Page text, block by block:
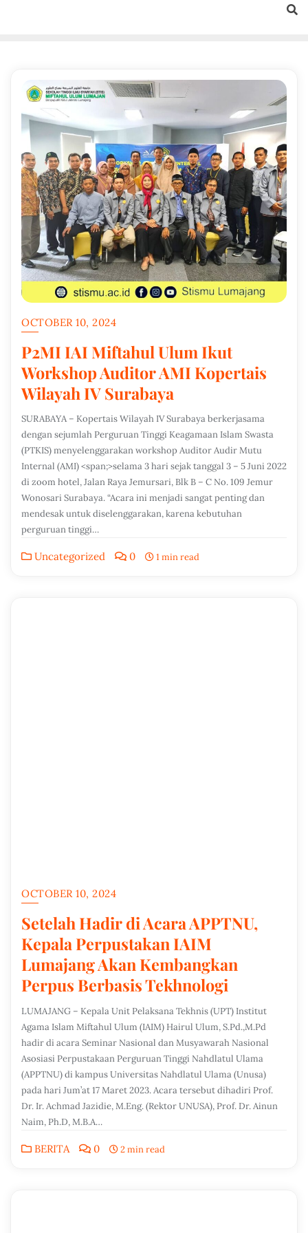
OCTOBER 10, 2024
P2MI IAI Miftahul Ulum Ikut
Workshop Auditor AMI Kopertais
Wilayah IV Surabaya
SURABAYA – Kopertais Wilayah IV Surabaya berkerjasama
dengan sejumlah Perguruan Tinggi Keagamaan Islam Swasta
(PTKIS) menyelenggarakan workshop Auditor Audir Mutu
Internal (AMI) <span;>selama 3 hari sejak tanggal 3 – 5 Juni 2022
di zoom hotel, Jalan Raya Jemursari, Blk B – C No. 109 Jemur
Wonosari Surabaya. “Acara ini menjadi sangat penting dan
mendesak untuk diselenggarakan, karena kebutuhan
perguruan tinggi…
Uncategorized 0 1 min read
OCTOBER 10, 2024
Setelah Hadir di Acara APPTNU,
Kepala Perpustakan IAIM
Lumajang Akan Kembangkan
Perpus Berbasis Tekhnologi
LUMAJANG – Kepala Unit Pelaksana Tekhnis (UPT) Institut
Agama Islam Miftahul Ulum (IAIM) Hairul Ulum, S.Pd.,M.Pd
hadir di acara Seminar Nasional dan Musyawarah Nasional
Asosiasi Perpustakaan Perguruan Tinggi Nahdlatul Ulama
(APPTNU) di kampus Universitas Nahdlatul Ulama (Unusa)
pada hari Jum’at 17 Maret 2023. Acara tersebut dihadiri Prof.
Dr. Ir. Achmad Jazidie, M.Eng. (Rektor UNUSA), Prof. Dr. Ainun
Naim, Ph.D, M.B.A…
BERITA 0 2 min read